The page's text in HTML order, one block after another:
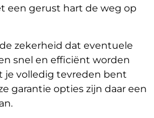
een gerust hart de weg op
zekerheid dat eventuele
snel en efficiënt worden
je volledig tevreden bent
garantie opties zijn daar een